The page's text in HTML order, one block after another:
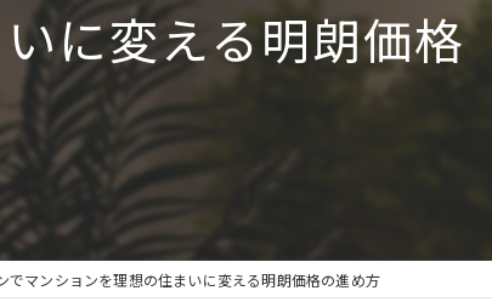
に変える明朗価格
でマンションを理想の住まいに変える明朗価格の進め方